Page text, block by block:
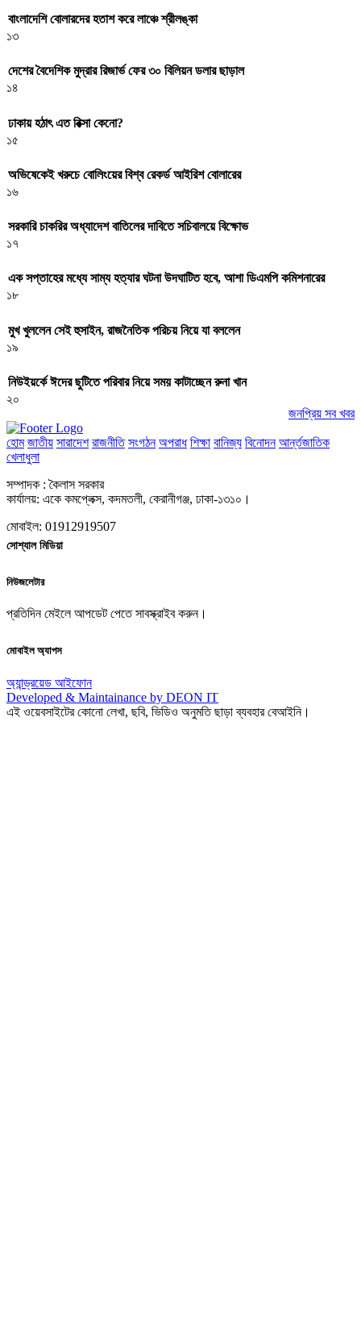
বাংলাদেশি বোলারদের হতাশ করে লাঞ্চে শ্রীলঙ্কা
১৩
দেশের বৈদেশিক মুদ্রার রিজার্ভ ফের ৩০ বিলিয়ন ডলার ছাড়াল
১৪
ঢাকায় হঠাৎ এত রিক্সা কেনো?
১৫
অভিষেকেই খরুচে বোলিংয়ের বিশ্ব রেকর্ড আইরিশ বোলারের
১৬
সরকারি চাকরির অধ্যাদেশ বাতিলের দাবিতে সচিবালয়ে বিক্ষোভ
১৭
এক সপ্তাহের মধ্যে সাম্য হত্যার ঘটনা উদঘাটিত হবে, আশা ডিএমপি কমিশনারের
১৮
মুখ খুললেন সেই হুসাইন, রাজনৈতিক পরিচয় নিয়ে যা বললেন
১৯
নিউইয়র্কে ঈদের ছুটিতে পরিবার নিয়ে সময় কাটাচ্ছেন রুনা খান
২০
জনপ্রিয় সব খবর
হোম জাতীয় সারাদেশ রাজনীতি সংগঠন অপরাধ শিক্ষা বানিজ্য বিনোদন আর্ন্তজাতিক
খেলাধুলা
সম্পাদক : কৈলাস সরকার
কার্যালয়: একে কমপ্লেক্স, কদমতলী, কেরানীগঞ্জ, ঢাকা-১৩১০।
মোবাইল: 01912919507
সোশ্যাল মিডিয়া
নিউজলেটার
প্রতিদিন মেইলে আপডেট পেতে সাবস্ক্রাইব করুন।
মোবাইল অ্যাপস
অ্যান্ড্রয়েড আইফোন
Developed & Maintainance by DEON IT
এই ওয়েবসাইটের কোনো লেখা, ছবি, ভিডিও অনুমতি ছাড়া ব্যবহার বেআইনি।